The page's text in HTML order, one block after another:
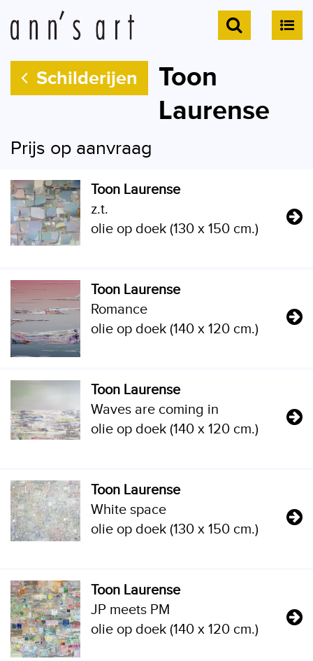
Schilderijen
Toon
Laurense
Prijs op aanvraag
Toon Laurense
z.t.
olie op doek (130 x 150 cm.)
Toon Laurense
Romance
olie op doek (140 x 120 cm.)
Toon Laurense
Waves are coming in
olie op doek (140 x 120 cm.)
Toon Laurense
White space
olie op doek (130 x 150 cm.)
Toon Laurense
JP meets PM
olie op doek (140 x 120 cm.)